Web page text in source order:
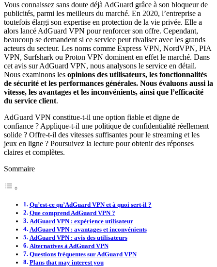
Vous connaissez sans doute déjà AdGuard grâce à son bloqueur de
publicités, parmi les meilleurs du marché. En 2020, l’entreprise a
toutefois élargi son expertise en protection de la vie privée. Elle a
alors lancé AdGuard VPN pour renforcer son offre. Cependant,
beaucoup se demandent si ce service peut rivaliser avec les grands
acteurs du secteur. Les noms comme Express VPN, NordVPN, PIA
VPN, Surfshark ou Proton VPN dominent en effet le marché. Dans
cet avis sur AdGuard VPN, nous analysons le service en détail.
Nous examinons les opinions des utilisateurs, les fonctionnalités
de sécurité et les performances générales. Nous évaluons aussi la
vitesse, les avantages et les inconvénients, ainsi que l’efficacité
du service client.
AdGuard VPN constitue-t-il une option fiable et digne de
confiance ? Applique-t-il une politique de confidentialité réellement
solide ? Offre-t-il des vitesses suffisantes pour le streaming et les
jeux en ligne ? Poursuivez la lecture pour obtenir des réponses
claires et complètes.
Sommaire
Qu’est-ce qu’AdGuard VPN et à quoi sert-il ?
Que comprend AdGuard VPN ?
AdGuard VPN : expérience utilisateur
AdGuard VPN : avantages et inconvénients
AdGuard VPN : avis des utilisateurs
Alternatives à AdGuard VPN
Questions fréquentes sur AdGuard VPN
Plans that may interest you